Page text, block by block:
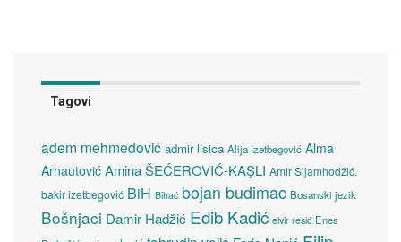
Tagovi
adem mehmedović admir lisica Alija Izetbegović Alma
Arnautović Amina ŠEĆEROVIĆ-KAŞLI Amir Sijamhodžić.
bakir izetbegović BiH Bihać bojan budimac Bosanski jezik
Bošnjaci Damir Hadžić Edib Kadić elvir resić Enes